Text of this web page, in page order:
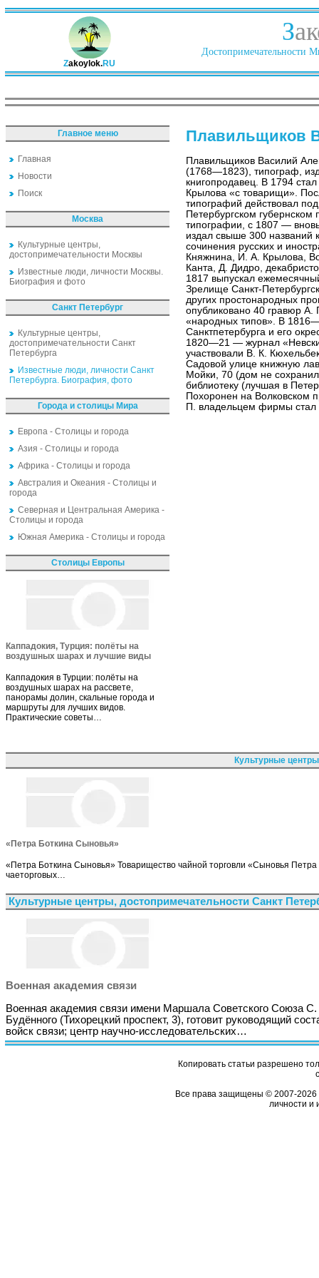
Zakoylok.RU
З
Достопримечательности
Главное меню
Главная
Новости
Поиск
Москва
Культурные центры,
достопримечательности Москвы
Известные люди, личности Москвы.
Биография и фото
Санкт Петербург
Культурные центры,
достопримечательности Санкт
Петербурга
Известные люди, личности Санкт
Петербурга. Биография, фото
Города и столицы Мира
Европа - Столицы и города
Азия - Столицы и города
Африка - Столицы и города
Австралия и Океания - Столицы и
города
Северная и Центральная Америка -
Столицы и города
Южная Америка - Столицы и города
Столицы Европы
Каппадокия, Турция: полёты на
воздушных шарах и лучшие виды
Каппадокия в Турции: полёты на
воздушных шарах на рассвете,
панорамы долин, скальные города и
маршруты для лучших видов.
Практические советы…
Плавильщиков
Плавильщиков Василий
(1768—1823), типограф,
книгопродавец. В 1794
Крылова «с товарищи».
типографий действовал
Петербургском
типографии, с 1807 —
издал свыше 300 названий
сочинения русских и
Княжнина, И. А. Крылова,
Канта, Д. Дидро,
1817 выпускал
Зрелище Санкт-
других простонародных
опубликовано 40 гравюр
«народных типов». В
Санктпетербурга и его
1820—21 — журнал
участвовали В. К.
Садовой улице книжную
Мойки, 70 (дом не
библиотеку (лучшая в
Похоронен на Волковском
П. владельцем фирмы
Культурные
«Петра Боткина Сыновья»
«Петра Боткина Сыновья» Товарищество чайной торговли «Сыновья
чаеторговых…
Культурные центры, достопримечательности Санкт
Военная академия связи
Военная академия связи имени Маршала Советского Союза
Будённого (Тихорецкий проспект, 3), готовит руководящий
войск связи; центр научно-исследовательских…
Копировать статьи разрешено
Все права защищены © 2007-2026
личности и